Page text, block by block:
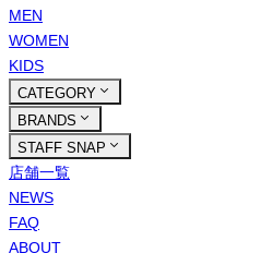
MEN
WOMEN
KIDS
CATEGORY
BRANDS
STAFF SNAP
店舗一覧
NEWS
FAQ
ABOUT